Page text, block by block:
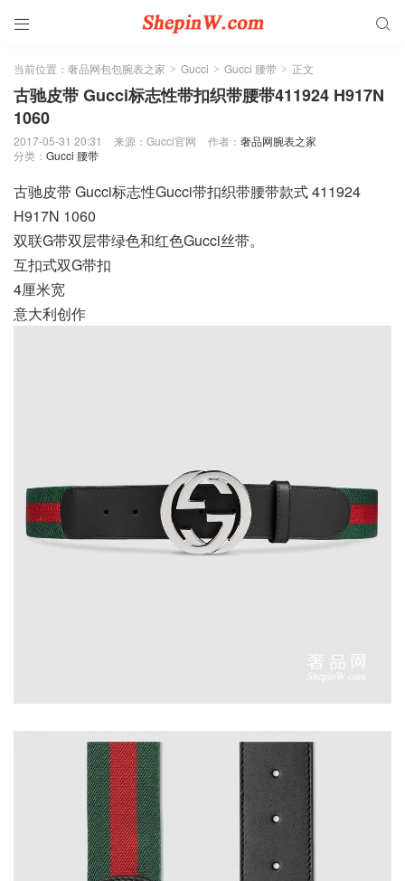
 
当前位置： 奢品网包包腕表之家 > Gucci > Gucci 腰带 > 正文
古驰皮带 Gucci标志性带扣织带腰带411924 H917N
1060
2017-05-31 20:31 来源：Gucci官网 作者： 奢品网腕表之家
分类： Gucci 腰带
古驰皮带 Gucci标志性Gucci带扣织带腰带款式 411924
H917N 1060
双联G带双层带绿色和红色Gucci丝带。
互扣式双G带扣
4厘米宽
意大利创作